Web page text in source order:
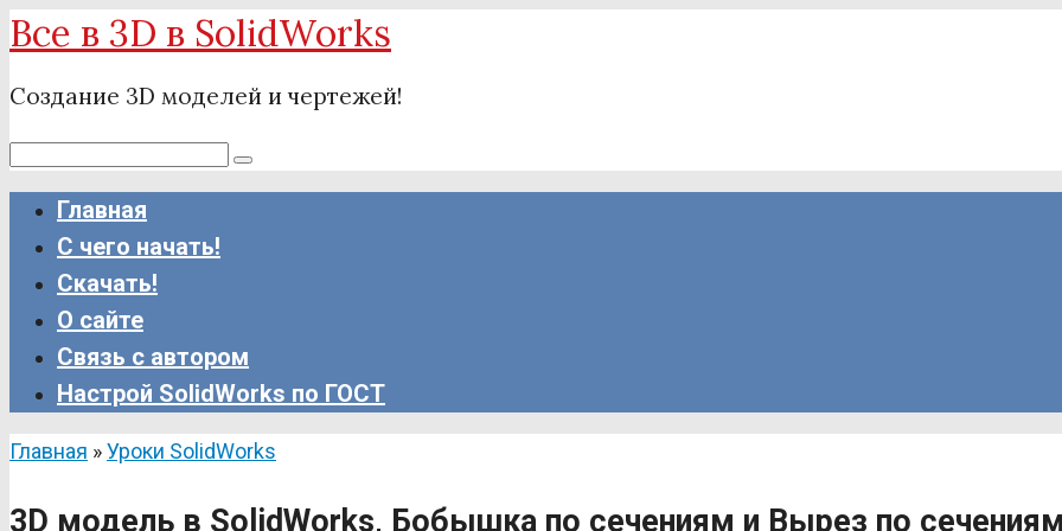
Перейти
контенту
Все в 3D в SolidWorks
Создание 3D моделей и чертежей!
Поиск:
Главная
С чего начать!
Скачать!
О сайте
Связь с автором
Настрой SolidWorks по ГОСТ
Главная »Уроки SolidWorks
3D модель в SolidWorks, Бобышка по сечениям и Вырез по